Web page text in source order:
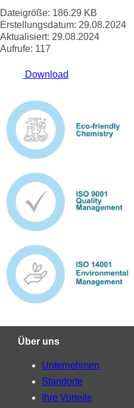
Dateigröße: 186.29 KB
Erstellungsdatum: 29.08.2024
Aktualisiert: 29.08.2024
Aufrufe: 117
Download
Über uns
Unternehmen
Standorte
Ihre Vorteile